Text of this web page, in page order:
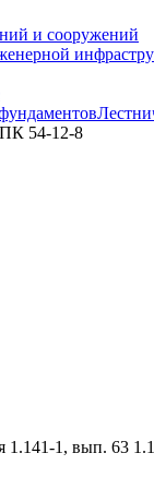
и сооружений
ПК 54-12-8
1.141-1, вып. 63